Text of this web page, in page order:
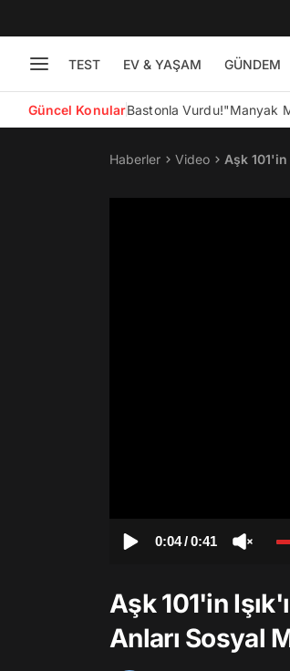
TEST EV & YAŞAM GÜNDEM
Güncel KonularBastonla Vurdu!"Manyak
Haberler Video Aşk
0:04/0:41
Aşk 101'in
Anları Sosyal